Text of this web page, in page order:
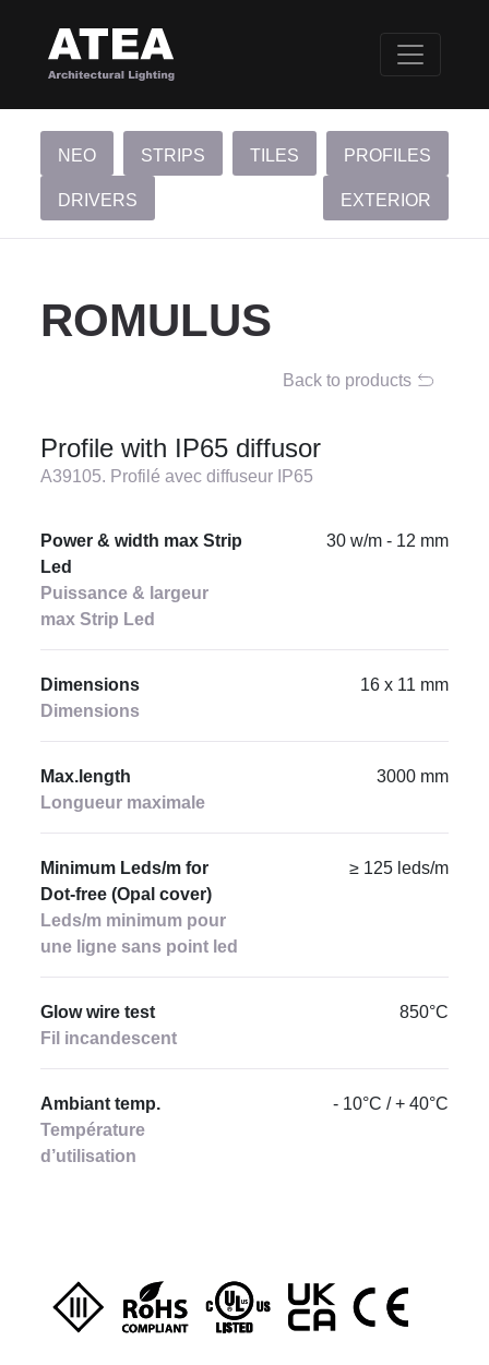
NEO STRIPS TILES PROFILES
DRIVERS EXTERIOR
ROMULUS
Back to products
Profile with IP65 diffusor
A39105. Profilé avec diffuseur IP65
Power & width max Strip
Led
Puissance & largeur
max Strip Led
30 w/m - 12 mm
Dimensions
Dimensions
16 x 11 mm
Max.length
Longueur maximale
3000 mm
Minimum Leds/m for
Dot-free (Opal cover)
Leds/m minimum pour
une ligne sans point led
≥ 125 leds/m
Glow wire test
Fil incandescent
850°C
Ambiant temp.
Température
d’utilisation
- 10°C / + 40°C